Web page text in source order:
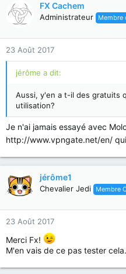
FX Cachem
Administrateur Membre
23 Août 2017
jérôme a dit:
Aussi, y'en a t-il des gratuits
utilisation?
Je n'ai jamais essayé avec
http://www.vpngate.net/en/
jérôme1
Chevalier Jedi Membre
23 Août 2017
Merci Fx!
M'en vais de ce pas tester cela.